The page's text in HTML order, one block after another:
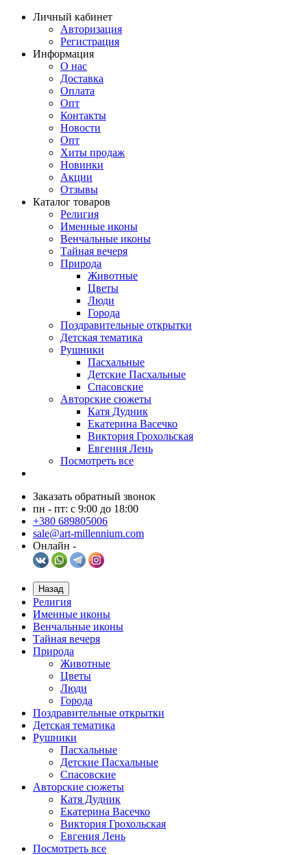
Личный кабинет
Авторизация
Регистрация
Информация
О нас
Доставка
Оплата
Опт
Контакты
Новости
Опт
Хиты продаж
Новинки
Акции
Отзывы
Каталог товаров
Религия
Именные иконы
Венчальные иконы
Тайная вечеря
Природа
Животные
Цветы
Люди
Города
Поздравительные открытки
Детская тематика
Рушники
Пасхальные
Детские Пасхальные
Спасовские
Авторские сюжеты
Катя Дудник
Екатерина Васечко
Виктория Грохольская
Евгения Лень
Посмотреть все
Заказать обратный звонок
пн - пт: с 9:00 до 18:00
+380 689805006
sale@art-millennium.com
Онлайн -
Назад
Религия
Именные иконы
Венчальные иконы
Тайная вечеря
Природа
Животные
Цветы
Люди
Города
Поздравительные открытки
Детская тематика
Рушники
Пасхальные
Детские Пасхальные
Спасовские
Авторские сюжеты
Катя Дудник
Екатерина Васечко
Виктория Грохольская
Евгения Лень
Посмотреть все